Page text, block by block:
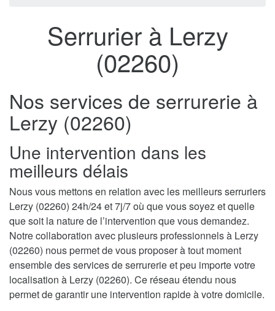
Serrurier à Lerzy
(02260)
Nos services de serrurerie à
Lerzy (02260)
Une intervention dans les
meilleurs délais
Nous vous mettons en relation avec les meilleurs serruriers
Lerzy (02260) 24h/24 et 7j/7 où que vous soyez et quelle
que soit la nature de l’intervention que vous demandez.
Notre collaboration avec plusieurs professionnels à Lerzy
(02260) nous permet de vous proposer à tout moment
ensemble des services de serrurerie et peu importe votre
localisation à Lerzy (02260). Ce réseau étendu nous
permet de garantir une intervention rapide à votre domicile.